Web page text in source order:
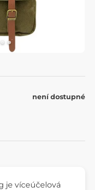
není dostupné
je víceúčelová